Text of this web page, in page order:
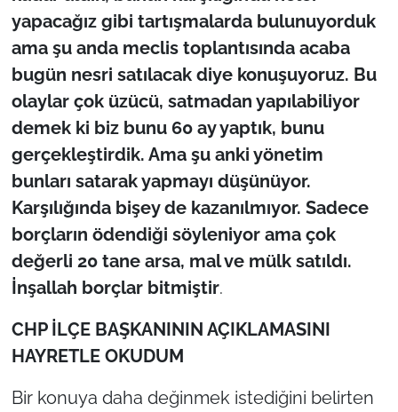
yapacağız gibi tartışmalarda bulunuyorduk
ama şu anda meclis toplantısında acaba
bugün nesri satılacak diye konuşuyoruz. Bu
olaylar çok üzücü, satmadan yapılabiliyor
demek ki biz bunu 60 ay yaptık, bunu
gerçekleştirdik. Ama şu anki yönetim
bunları satarak yapmayı düşünüyor.
Karşılığında bişey de kazanılmıyor. Sadece
borçların ödendiği söyleniyor ama çok
değerli 20 tane arsa, mal ve mülk satıldı.
İnşallah borçlar bitmiştir.
CHP İLÇE BAŞKANININ AÇIKLAMASINI
HAYRETLE OKUDUM
Bir konuya daha değinmek istediğini belirten